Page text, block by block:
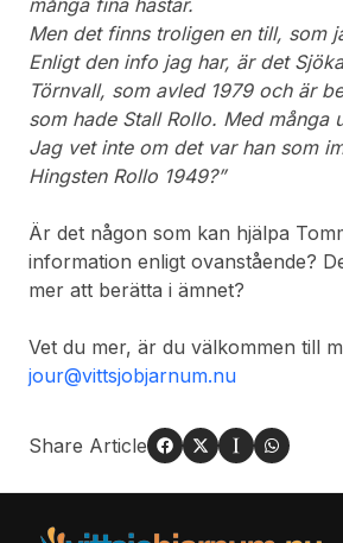
många fina hästar.
Men det finns troligen en till, som
Enligt den info jag har, är det
Törnvall, som avled 1979 och är
som hade Stall Rollo. Med många
Jag vet inte om det var han som
Hingsten Rollo 1949?”
Är det någon som kan hjälpa
information enligt ovanstående?
mer att berätta i ämnet?
Vet du mer, är du välkommen till
jour@vittsjobjarnum.nu
Share Article